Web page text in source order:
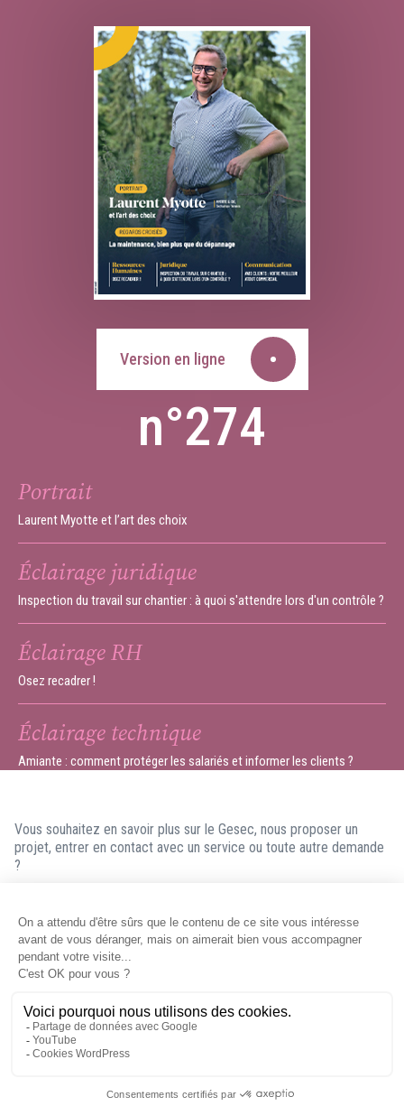
Version en ligne
n°274
Portrait
Laurent Myotte et l’art des choix
Éclairage juridique
Inspection du travail sur chantier : à quoi s'attendre lors d'un contrôle ?
Éclairage RH
Osez recadrer !
Éclairage technique
Amiante : comment protéger les salariés et informer les clients ?
Vous souhaitez en savoir plus sur le Gesec, nous proposer un
projet, entrer en contact avec un service ou toute autre demande
?
répondre dans les meilleurs délais.